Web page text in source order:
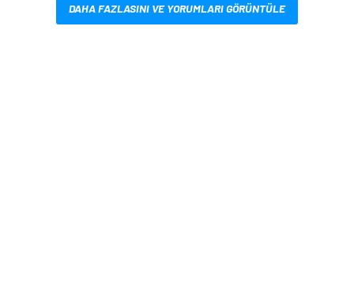
DAHA FAZLASINI VE YORUMLARI GÖRÜNTÜLE